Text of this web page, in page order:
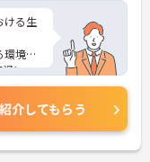
ける生
境で
にコ
す。
さら
さ
紹介してもらう